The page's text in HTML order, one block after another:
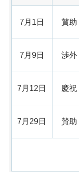
7月1日 賛助
7月9日 渉外
7月12日 慶祝
7月29日 賛助